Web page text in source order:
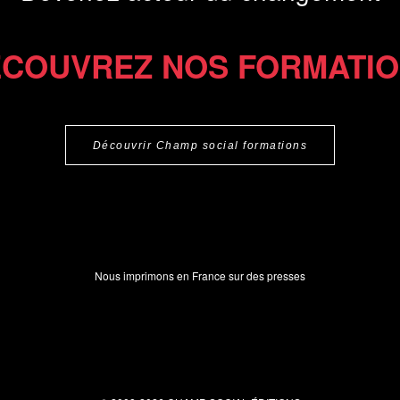
NOS
Découvrir Champ social formations
Nous imprimons en France sur des presses